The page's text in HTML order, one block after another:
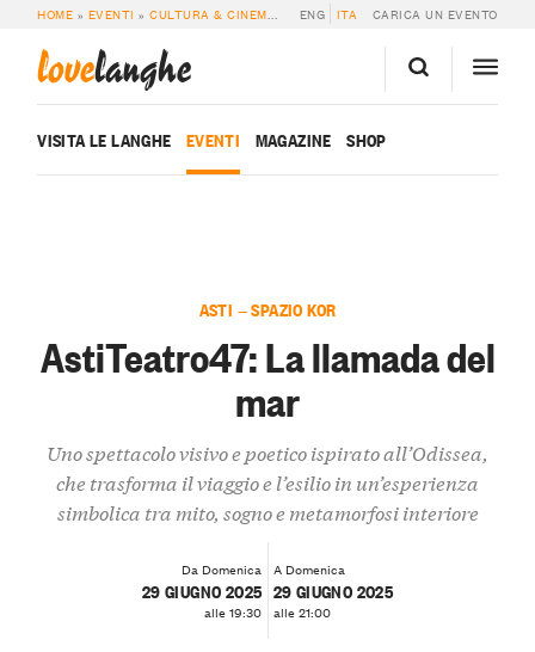
HOME » EVENTI »CULTURA & CINEMA » ASTITEATRO47: LA LLAMADA DEL
ENG ITA CARICA UN EVENTO
lovelanghe
VISITA LE LANGHE EVENTI MAGAZINE SHOP
ASTI — SPAZIO KOR
AstiTeatro47: La llamada del
mar
Uno spettacolo visivo e poetico ispirato all’Odissea,
che trasforma il viaggio e l’esilio in un’esperienza
simbolica tra mito, sogno e metamorfosi interiore
Da Domenica
29 GIUGNO 2025
alle 19:30
A Domenica
29 GIUGNO 2025
alle 21:00